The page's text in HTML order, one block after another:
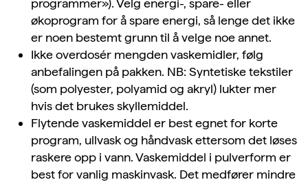
programmer»). Velg energi-, spare- eller
økoprogram for å spare energi, så lenge det ikke
er noen bestemt grunn til å velge noe annet.
Ikke overdosér mengden vaskemidler, følg
anbefalingen på pakken. NB: Syntetiske tekstiler
(som polyester, polyamid og akryl) lukter mer
hvis det brukes skyllemiddel.
Flytende vaskemiddel er best egnet for korte
program, ullvask og håndvask ettersom det løses
raskere opp i vann. Vaskemiddel i pulverform er
best for vanlig maskinvask. Det medfører mindre